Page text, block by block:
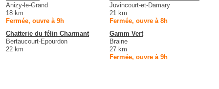
Anizy-le-Grand
18 km
Fermée, ouvre à 9h
Juvincourt-et-Damary
21 km
Fermée, ouvre à 8h
Chatterie du félin Charmant
Bertaucourt-Epourdon
22 km
Gamm Vert
Braine
27 km
Fermée, ouvre à 9h